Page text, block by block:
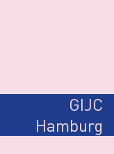
GIJC
Hamburg